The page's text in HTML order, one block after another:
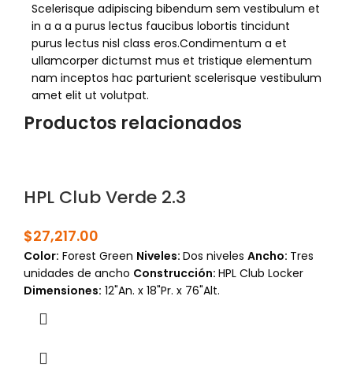
Scelerisque adipiscing bibendum sem vestibulum et
in a a a purus lectus faucibus lobortis tincidunt
purus lectus nisl class eros.Condimentum a et
ullamcorper dictumst mus et tristique elementum
nam inceptos hac parturient scelerisque vestibulum
amet elit ut volutpat.
Productos relacionados
HPL Club Verde 2.3
$27,217.00
Color: Forest Green Niveles: Dos niveles Ancho: Tres
unidades de ancho Construcción: HPL Club Locker
Dimensiones: 12"An. x 18"Pr. x 76"Alt.